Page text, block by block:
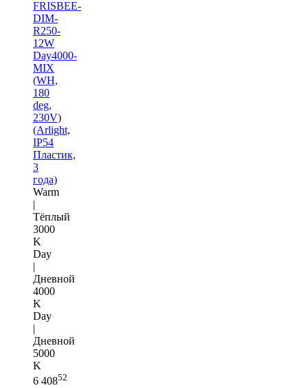
FRISBEE-
DIM-
R250-
12W
Day4000-
MIX
(WH,
180
deg,
230V)
(Arlight,
IP54
Пластик,
3
года)
Warm
|
Тёплый
3000
K
Day
|
Дневной
4000
K
Day
|
Дневной
5000
K
6 40852